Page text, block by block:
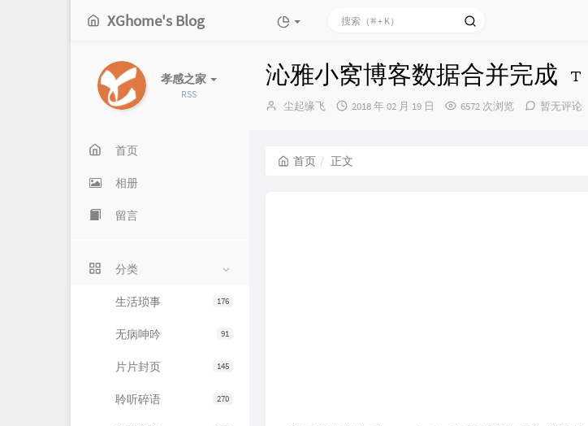
XGhome's Blog
孝感之家
RSS
首页
相册
留言
分类
176
生活琐事
91
无病呻吟
145
片片封页
270
聆听碎语
沁雅小窝博客数据合并完成
博
尘起缘飞
发
2018 年 02 月 19 日 6572 次浏览 暂无评论
首页 正文